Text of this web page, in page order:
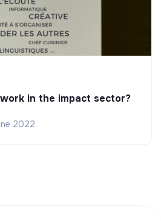
in the impact sector?
2022